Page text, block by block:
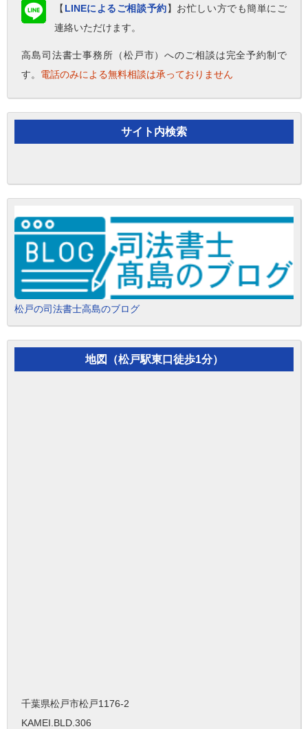
【 LINEによるご相談予約】お忙しい方でも簡単にご
連絡いただけます。
高島司法書士事務所（松戸市）へのご相談は完全予約制で
す。 電話のみによる無料相談は承っておりません
サイト内検索
松戸の司法書士高島のブログ
地図（松戸駅東口徒歩1分）
千葉県松戸市松戸1176-2
KAMEI.BLD.306